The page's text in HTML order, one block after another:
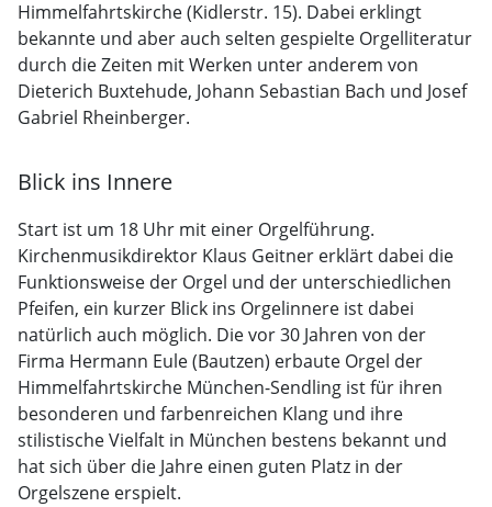
Himmelfahrtskirche (Kidlerstr. 15). Dabei erklingt
bekannte und aber auch selten gespielte Orgelliteratur
durch die Zeiten mit Werken unter anderem von
Dieterich Buxtehude, Johann Sebastian Bach und Josef
Gabriel Rheinberger.
Blick ins Innere
Start ist um 18 Uhr mit einer Orgelführung.
Kirchenmusikdirektor Klaus Geitner erklärt dabei die
Funktionsweise der Orgel und der unterschiedlichen
Pfeifen, ein kurzer Blick ins Orgelinnere ist dabei
natürlich auch möglich. Die vor 30 Jahren von der
Firma Hermann Eule (Bautzen) erbaute Orgel der
Himmelfahrtskirche München-Sendling ist für ihren
besonderen und farbenreichen Klang und ihre
stilistische Vielfalt in München bestens bekannt und
hat sich über die Jahre einen guten Platz in der
Orgelszene erspielt.